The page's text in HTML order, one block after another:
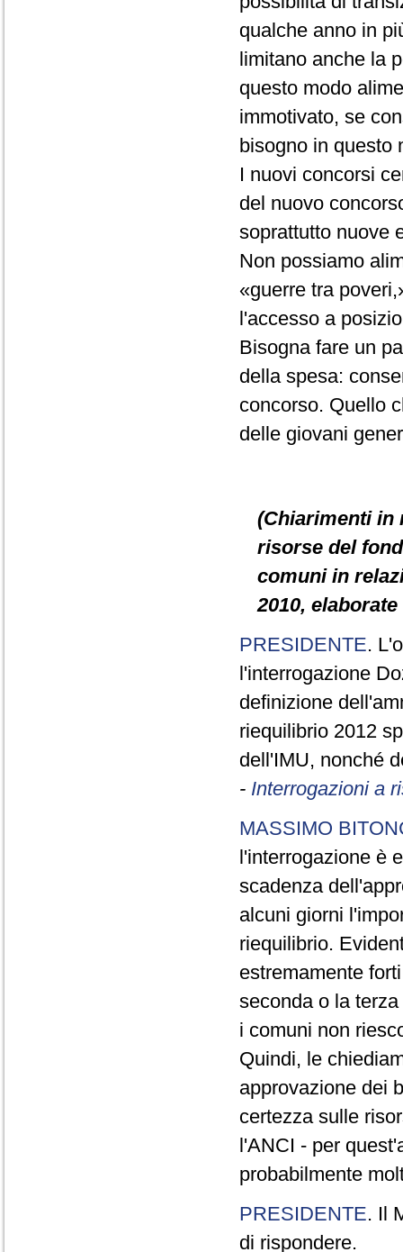
qualche anno in
limitano anche la
questo modo
immotivato, se
bisogno in questo
I nuovi concorsi
del nuovo
soprattutto nuove
Non possiamo
«guerre tra
l'accesso a
Bisogna fare un
della spesa:
concorso. Quello
delle giovani
(Chiarimenti in
risorse del
comuni in
2010,
PRESIDENTE.
l'interrogazione
definizione
riequilibrio 2012
dell'IMU, nonché
- Interrogazioni a
MASSIMO
l'interrogazione è
scadenza
alcuni giorni
riequilibrio.
estremamente
seconda o la
i comuni non
Quindi, le
approvazione dei
certezza sulle
l'ANCI - per
probabilmente
PRESIDENTE. Il
di rispondere.